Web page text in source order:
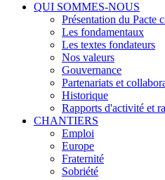
QUI SOMMES-NOUS
Présentation du Pacte
Les fondamentaux
Les textes fondateurs
Nos valeurs
Gouvernance
Partenariats et
Historique
Rapports d'activité et
CHANTIERS
Emploi
Europe
Fraternité
Sobriété